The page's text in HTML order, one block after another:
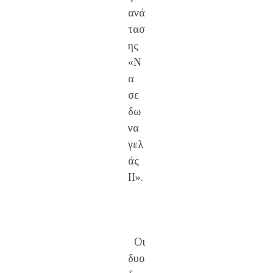
ανά
τασ
ης
«Ν
α
σε
δω
να
γελ
άς
ΙΙ».
Οι
δυο